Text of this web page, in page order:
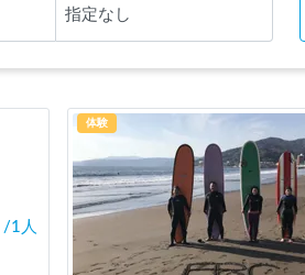
/1人
体験